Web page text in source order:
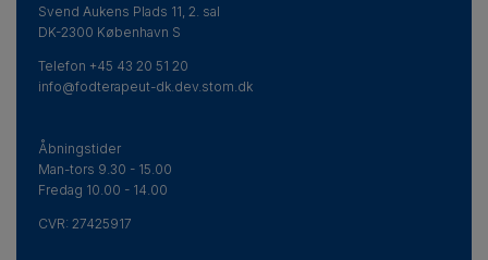
Svend Aukens Plads 11, 2. sal
DK-2300 København S
Telefon +45 43 20 51 20
info@fodterapeut-dk.dev.stom.dk
Åbningstider
Man-tors 9.30 - 15.00
Fredag 10.00 - 14.00
CVR: 27425917